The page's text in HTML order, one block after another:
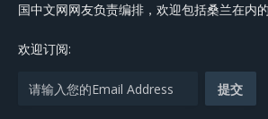
国中文网网友负责编排，欢迎包括桑兰在内
欢迎订阅: